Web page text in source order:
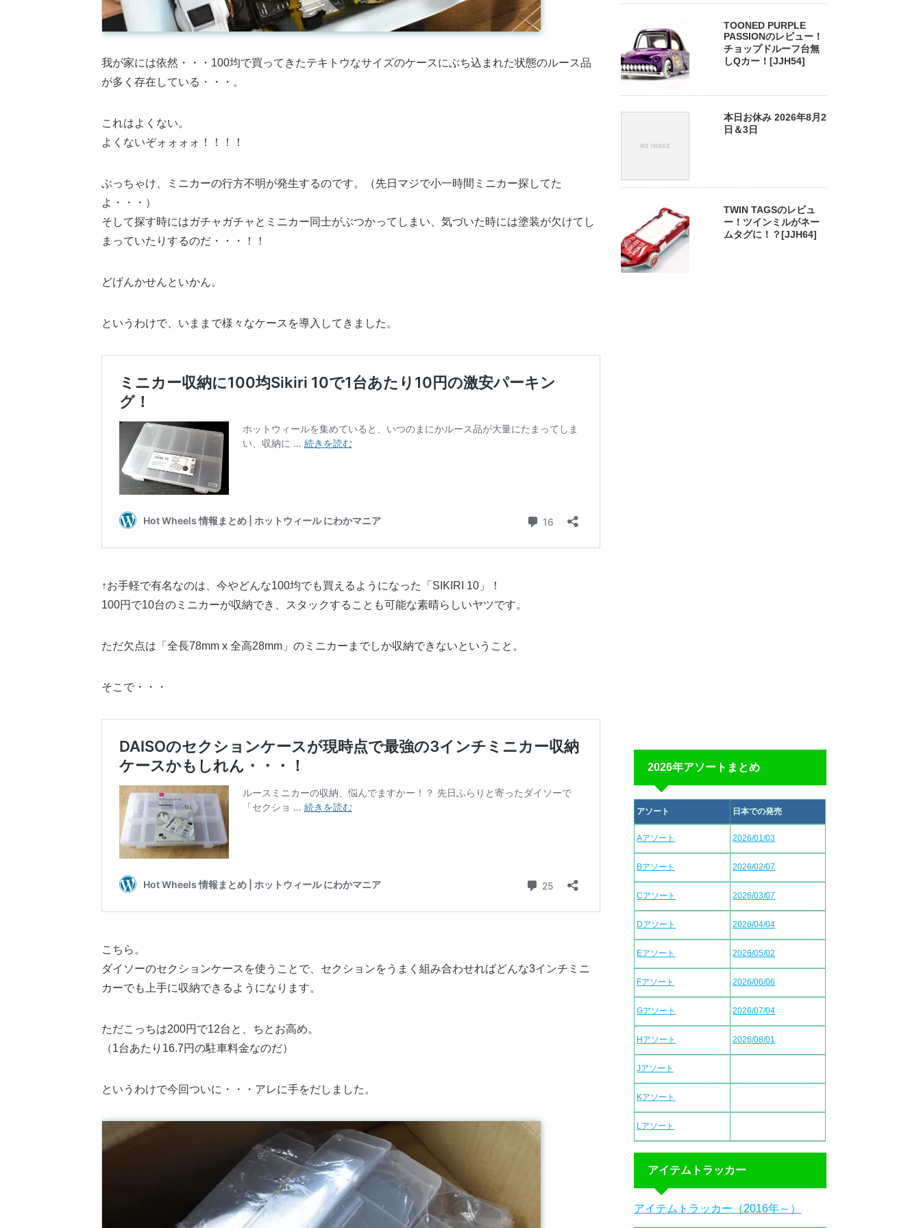
我が家には依然・・・100均で買ってきたテキトウなサイズのケースにぶち込まれた状態のルース品
が多く存在している・・・。
これはよくない。
よくないぞォォォォ！！！！
ぶっちゃけ、ミニカーの行方不明が発生するのです。（先日マジで小一時間ミニカー探してた
よ・・・）
そして探す時にはガチャガチャとミニカー同士がぶつかってしまい、気づいた時には塗装が欠けてし
まっていたりするのだ・・・！！
どげんかせんといかん。
というわけで、いままで様々なケースを導入してきました。
↑お手軽で有名なのは、今やどんな100均でも買えるようになった「SIKIRI 10」！
100円で10台のミニカーが収納でき、スタックすることも可能な素晴らしいヤツです。
ただ欠点は「全長78mm x 全高28mm」のミニカーまでしか収納できないということ。
そこで・・・
こちら。
ダイソーのセクションケースを使うことで、セクションをうまく組み合わせればどんな3インチミニ
カーでも上手に収納できるようになります。
ただこっちは200円で12台と、ちとお高め。
（1台あたり16.7円の駐車料金なのだ）
というわけで今回ついに・・・アレに手をだしました。
TOONED PURPLE
PASSIONのレビュー！
チョップドルーフ台無
しQカー！[JJH54]
本日お休み 2026年8月2
日＆3日
TWIN TAGSのレビュ
ー！ツインミルがネー
ムタグに！？[JJH64]
2026年アソートまとめ
アソート 日本での発売
Aアソート 2026/01/03
Bアソート 2026/02/07
Cアソート 2026/03/07
Dアソート 2026/04/04
Eアソート 2026/05/02
Fアソート 2026/06/06
Gアソート 2026/07/04
Hアソート 2026/08/01
Jアソート
Kアソート
Lアソート
アイテムトラッカー
アイテムトラッカー（2016年～）